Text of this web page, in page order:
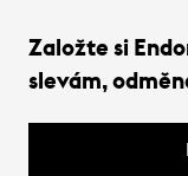
Založte si
slevám,